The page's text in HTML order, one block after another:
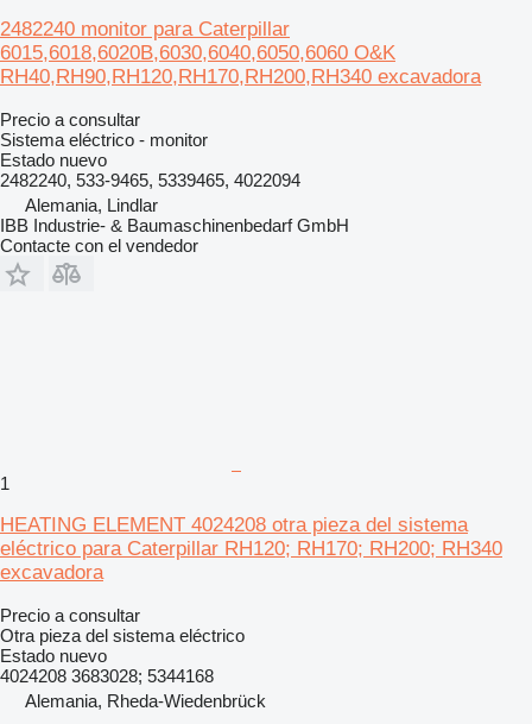
2482240 monitor para Caterpillar
6015,6018,6020B,6030,6040,6050,6060 O&K
RH40,RH90,RH120,RH170,RH200,RH340 excavadora
Precio a consultar
Sistema eléctrico - monitor
Estado nuevo
2482240, 533-9465, 5339465, 4022094
Alemania, Lindlar
IBB Industrie- & Baumaschinenbedarf GmbH
Contacte con el vendedor
1
HEATING ELEMENT 4024208 otra pieza del sistema
eléctrico para Caterpillar RH120; RH170; RH200; RH340
excavadora
Precio a consultar
Otra pieza del sistema eléctrico
Estado nuevo
4024208 3683028; 5344168
Alemania, Rheda-Wiedenbrück